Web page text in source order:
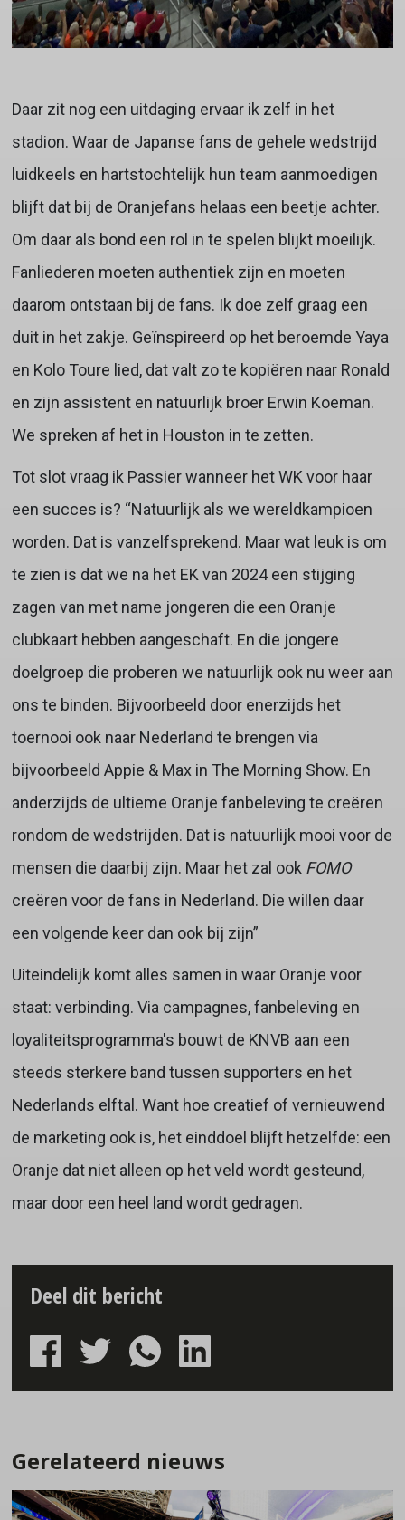
Daar zit nog een uitdaging ervaar ik zelf in het
stadion. Waar de Japanse fans de gehele wedstrijd
luidkeels en hartstochtelijk hun team aanmoedigen
blijft dat bij de Oranjefans helaas een beetje achter.
Om daar als bond een rol in te spelen blijkt moeilijk.
Fanliederen moeten authentiek zijn en moeten
daarom ontstaan bij de fans. Ik doe zelf graag een
duit in het zakje. Geïnspireerd op het beroemde Yaya
en Kolo Toure lied, dat valt zo te kopiëren naar Ronald
en zijn assistent en natuurlijk broer Erwin Koeman.
We spreken af het in Houston in te zetten.
Tot slot vraag ik Passier wanneer het WK voor haar
een succes is? “Natuurlijk als we wereldkampioen
worden. Dat is vanzelfsprekend. Maar wat leuk is om
te zien is dat we na het EK van 2024 een stijging
zagen van met name jongeren die een Oranje
clubkaart hebben aangeschaft. En die jongere
doelgroep die proberen we natuurlijk ook nu weer aan
ons te binden. Bijvoorbeeld door enerzijds het
toernooi ook naar Nederland te brengen via
bijvoorbeeld Appie & Max in The Morning Show. En
anderzijds de ultieme Oranje fanbeleving te creëren
rondom de wedstrijden. Dat is natuurlijk mooi voor de
mensen die daarbij zijn. Maar het zal ook FOMO
creëren voor de fans in Nederland. Die willen daar
een volgende keer dan ook bij zijn”
Uiteindelijk komt alles samen in waar Oranje voor
staat: verbinding. Via campagnes, fanbeleving en
loyaliteitsprogramma's bouwt de KNVB aan een
steeds sterkere band tussen supporters en het
Nederlands elftal. Want hoe creatief of vernieuwend
de marketing ook is, het einddoel blijft hetzelfde: een
Oranje dat niet alleen op het veld wordt gesteund,
maar door een heel land wordt gedragen.
Deel dit bericht
Gerelateerd nieuws